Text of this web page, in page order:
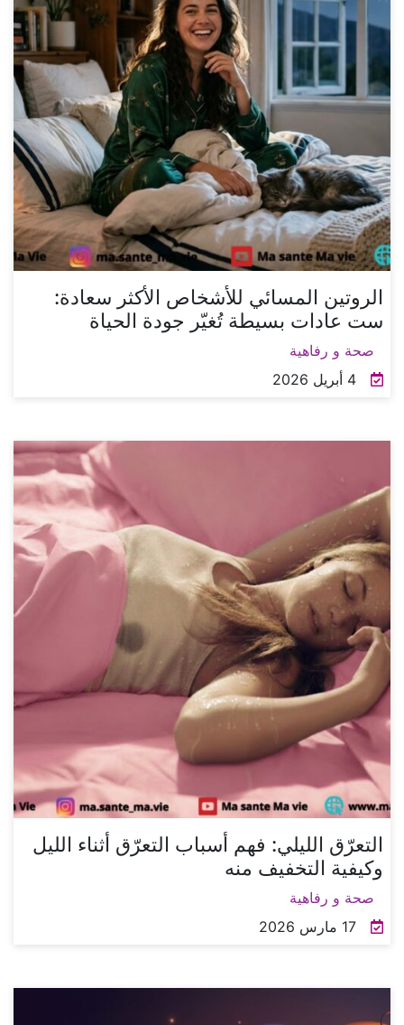
الروتين المسائي للأشخاص الأكثر سعادة:
ست عادات بسيطة تُغيّر جودة الحياة
صحة و رفاهية
4 أبريل 2026
التعرّق الليلي: فهم أسباب التعرّق أثناء الليل
وكيفية التخفيف منه
صحة و رفاهية
17 مارس 2026